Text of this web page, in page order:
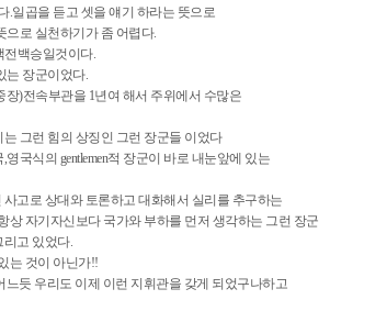
.일곱을 듣고 셋을 얘기 하라는 뜻으로
으로 실천하기가 좀 어렵다.
전백승일것이다.
는 장군이었다.
장)전속부관을 1년여 해서 주위에서 수많은
그런 힘의 상징인 그런 장군들 이었다
국식의 gentlemen적 장군이 바로 내눈앞에 있는
고로 상대와 토론하고 대화해서 실리를 추구하는
상 자기자신보다 국가와 부하를 먼저 생각하는 그런 장군
리고 있었다.
는 것이 아닌가!!
듯 우리도 이제 이런 지휘관을 갖게 되었구나하고